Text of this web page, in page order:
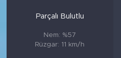
Parçalı Bulutlu
Nem: %57
Rüzgar: 11 km/h